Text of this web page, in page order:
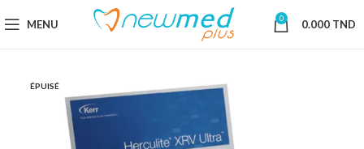
MENU 0 0.000 TND
ÉPUISÉ